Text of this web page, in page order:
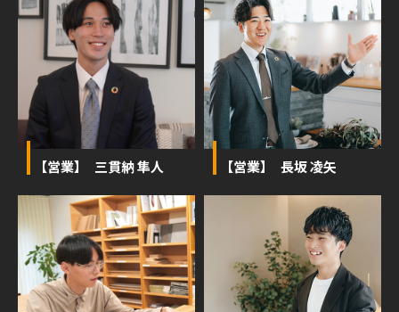
【営業】 三貫納 隼人 【営業】 長坂 凌矢